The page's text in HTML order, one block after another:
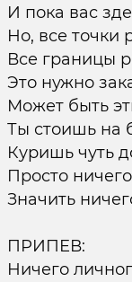
И пока вас
Но, все точки
Все границы
Это нужно
Может быть
Ты стоишь на
Куришь чуть
Просто
Значить
ПРИПЕВ:
Ничего